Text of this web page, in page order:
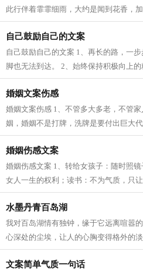
此行伴着霏霏细雨，大约是闻到花香，
时日，才觉路途并不遥远。 一汪水泊，...
自己鼓励自己的文案
自己鼓励自己的文案 1、再长的路，一
脚也无法到达。 2、始终保持积极向上
绩。 3、伟人之所以伟大，是因为他与...
婚姻文案伤感
婚姻文案伤感 1、不管多大多老，不管
姻，婚姻不是打牌，洗牌是要付出巨大
负气坚持沉默和冷漠。有两句话可以...
婚姻伤感文案
婚姻伤感文案 1、转给女孩子：随时照
女人一生的权利；读书：不为气质，只
物是尊严；爱情：只遵从直觉，与生...
水墨丹青百岛湖
我对百岛湖情有独钟，缘于它远离喧嚣
心深处的尘埃，让人的心胸变得格外的
百岛湖，每次去都是天公不作美，不是...
文案简单气质一句话